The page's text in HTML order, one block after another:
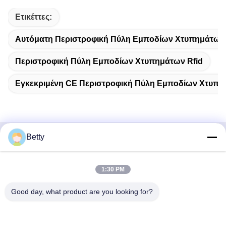
Ετικέττες:
Αυτόματη Περιστροφική Πύλη Εμποδίων Χτυπημάτων
Περιστροφική Πύλη Εμποδίων Χτυπημάτων Rfid
Εγκεκριμένη CE Περιστροφική Πύλη Εμποδίων
Γρήγορη επικοινωνία
Guangdong, Κίνα
Betty
1:30 PM
Good day, what product are you looking for?